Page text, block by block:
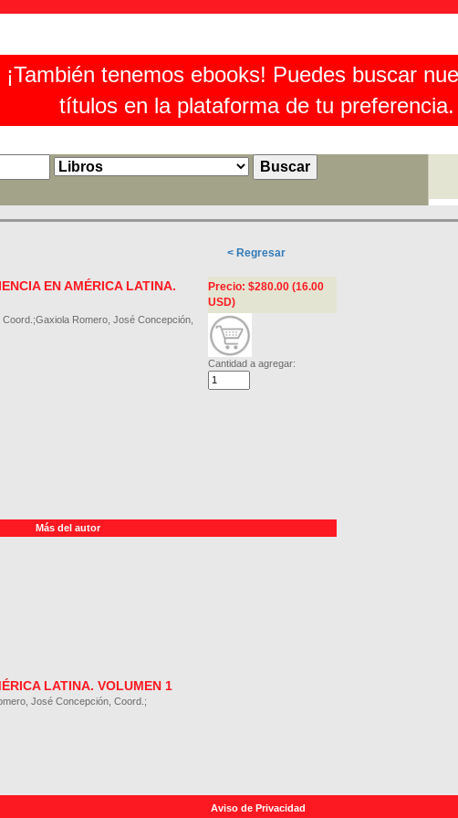
¡También tenemos ebooks! Puedes buscar
títulos en la plataforma de tu preferencia.
< Regresar
EN AMÉRICA LATINA.
Precio: $280.00 (16.00
USD)
Romero, José Concepción,
Cantidad a agregar:
Más del autor
LATINA. VOLUMEN 1
José Concepción, Coord.;
Aviso de Privacidad